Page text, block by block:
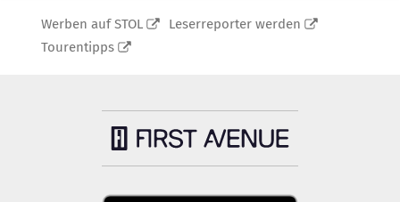
Werben auf STOL
Leserreporter werden
Tourentipps